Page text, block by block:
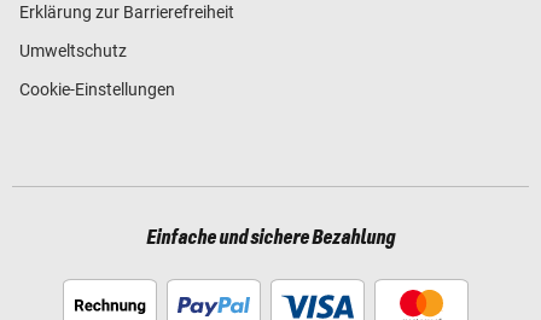
Erklärung zur Barrierefreiheit
Umweltschutz
Cookie-Einstellungen
Einfache und sichere Bezahlung